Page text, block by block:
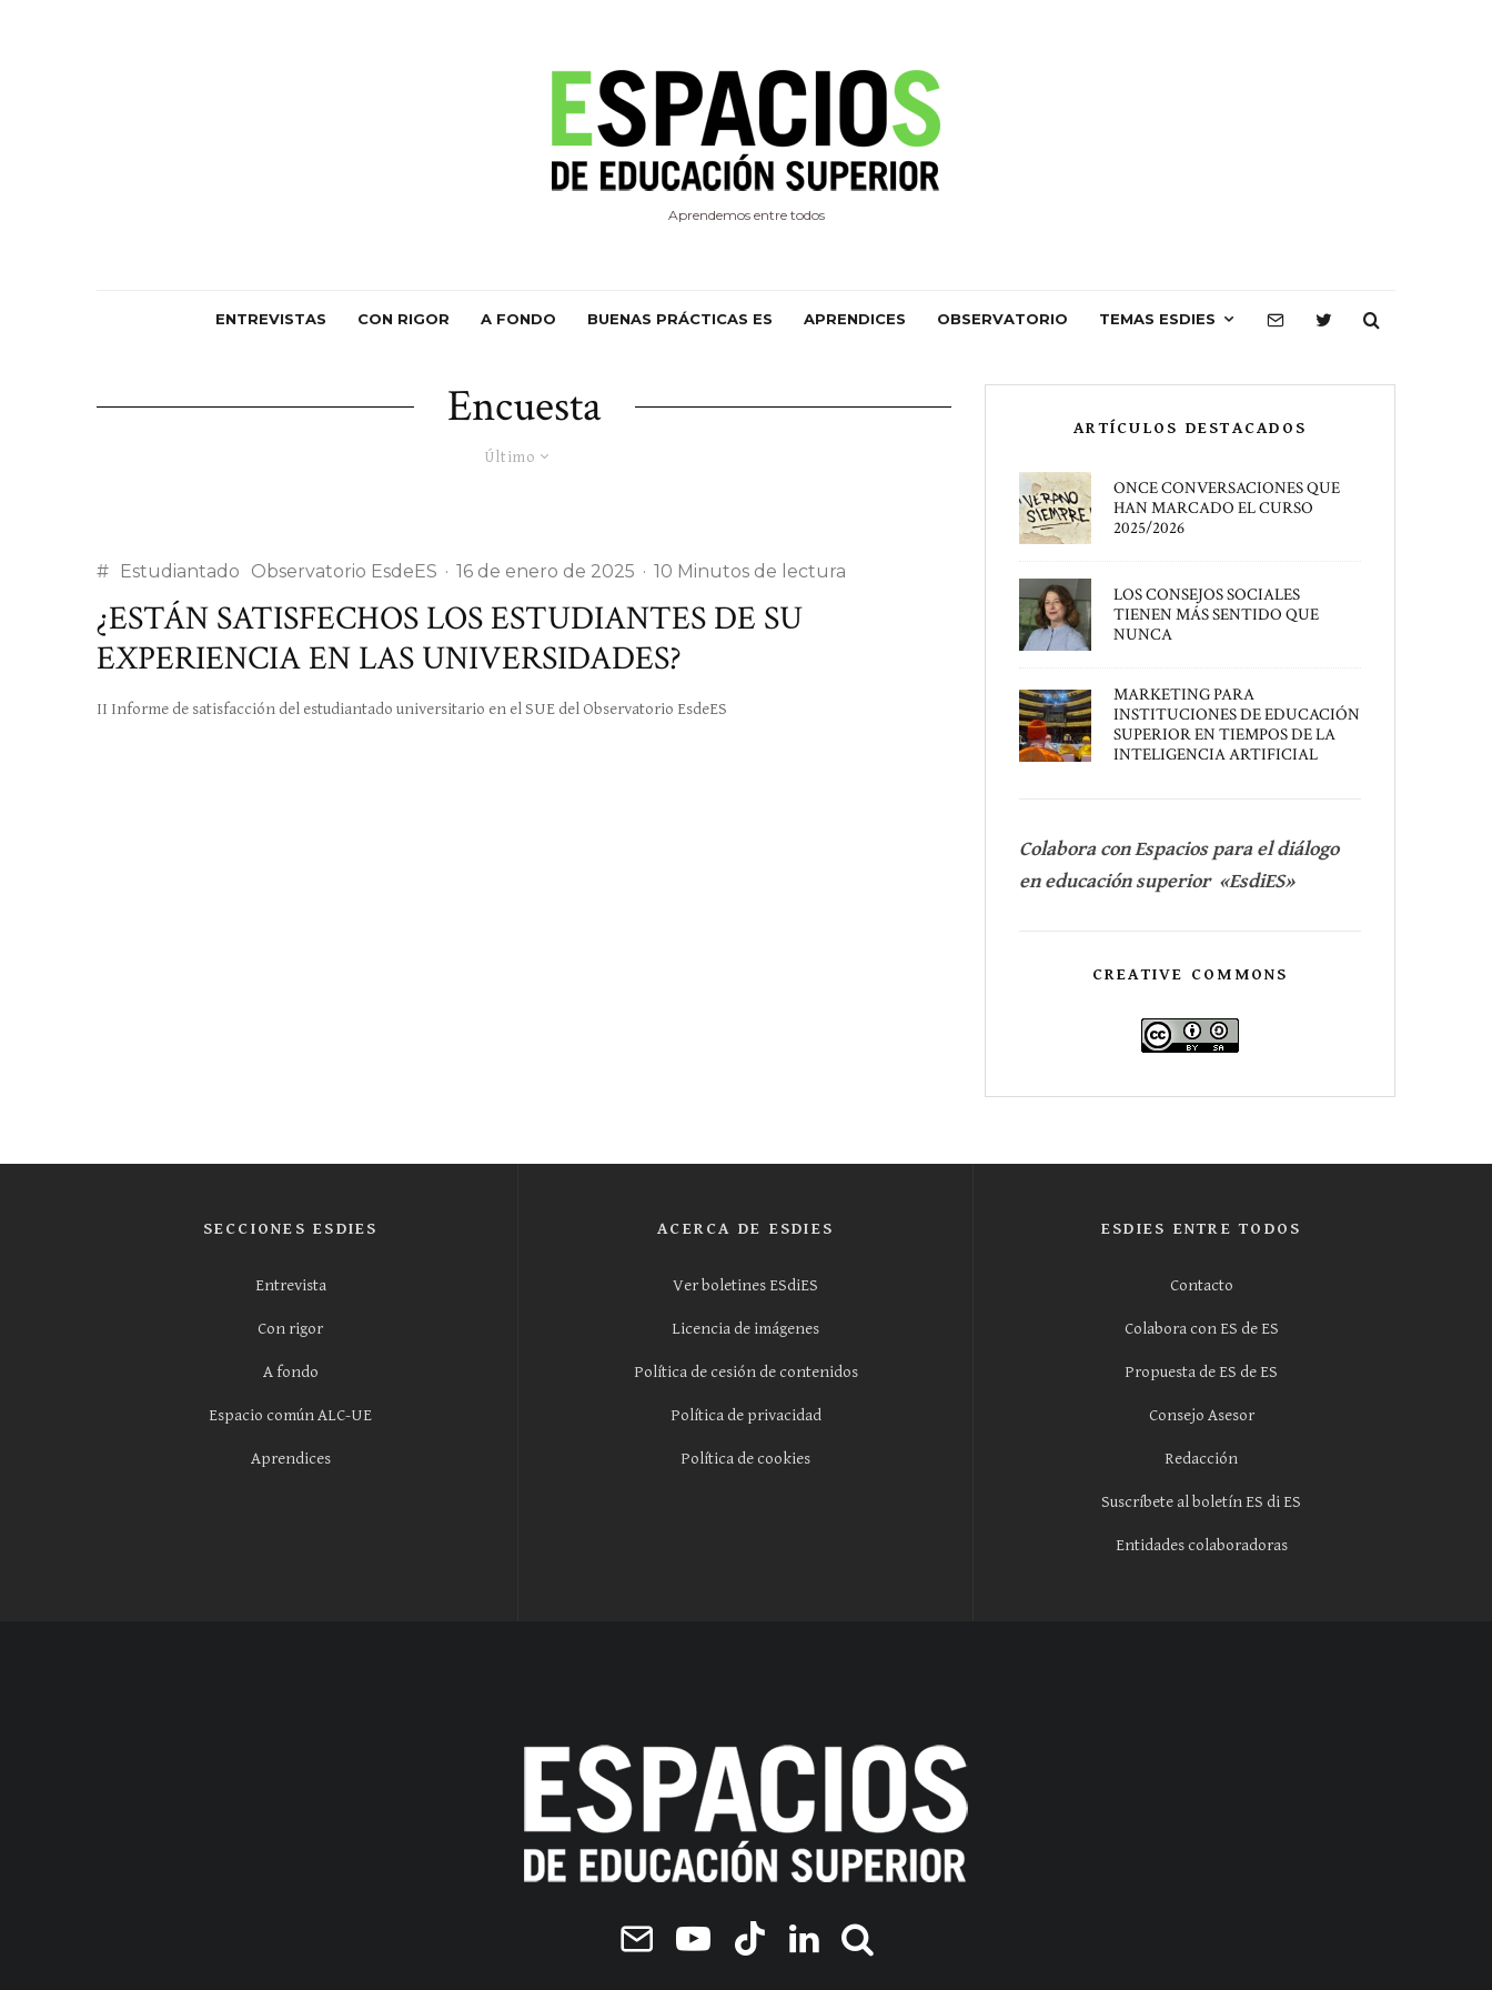
Aprendemos entre todos
ENTREVISTAS CON RIGOR A FONDO BUENAS PRÁCTICAS ES APRENDICES OBSERVATORIO TEMAS ESDIES
Encuesta
Último
# Estudiantado Observatorio EsdeES · 16 de enero de 2025 · 10 Minutos de lectura
¿ESTÁN SATISFECHOS LOS ESTUDIANTES DE SU
EXPERIENCIA EN LAS UNIVERSIDADES?
II Informe de satisfacción del estudiantado universitario en el SUE del Observatorio EsdeES
ARTÍCULOS DESTACADOS
ONCE CONVERSACIONES QUE
HAN MARCADO EL CURSO
2025/2026
LOS CONSEJOS SOCIALES
TIENEN MÁS SENTIDO QUE
NUNCA
MARKETING PARA
INSTITUCIONES DE EDUCACIÓN
SUPERIOR EN TIEMPOS DE LA
INTELIGENCIA ARTIFICIAL
Colabora con Espacios para el diálogo
en educación superior «EsdiES»
CREATIVE COMMONS
SECCIONES ESDIES
Entrevista
Con rigor
A fondo
Espacio común ALC-UE
Aprendices
ACERCA DE ESDIES
Ver boletines ESdiES
Licencia de imágenes
Política de cesión de contenidos
Política de privacidad
Política de cookies
ESDIES ENTRE TODOS
Contacto
Colabora con ES de ES
Propuesta de ES de ES
Consejo Asesor
Redacción
Suscríbete al boletín ES di ES
Entidades colaboradoras